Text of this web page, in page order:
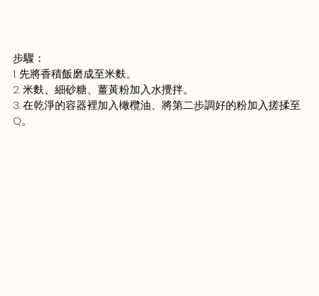
步驟：
1. 先將香積飯磨成至米麩。
2. 米麩、細砂糖、薑黃粉加入水攪拌。
3. 在乾淨的容器裡加入橄欖油、將第二步調好的粉加入搓揉至
Q。